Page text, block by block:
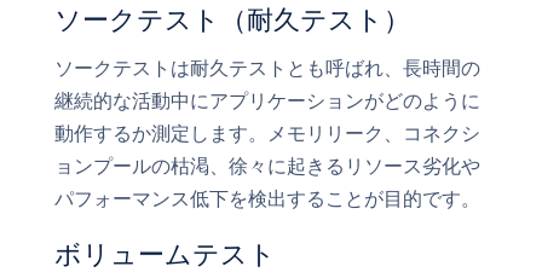
ソークテスト（耐久テスト）
ソークテストは耐久テストとも呼ばれ、長時間の
継続的な活動中にアプリケーションがどのように
動作するか測定します。メモリリーク、コネクシ
ョンプールの枯渇、徐々に起きるリソース劣化や
パフォーマンス低下を検出することが目的です。
ボリュームテスト